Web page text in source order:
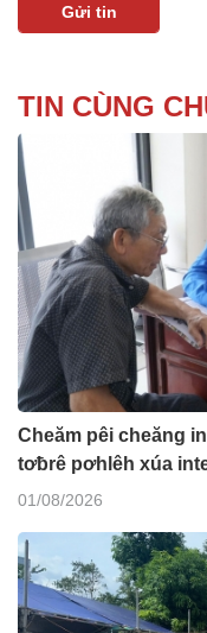
TIN CÙNG
Cheăm pêi cheăng
tơƀrê pơhlêh xúa
01/08/2026